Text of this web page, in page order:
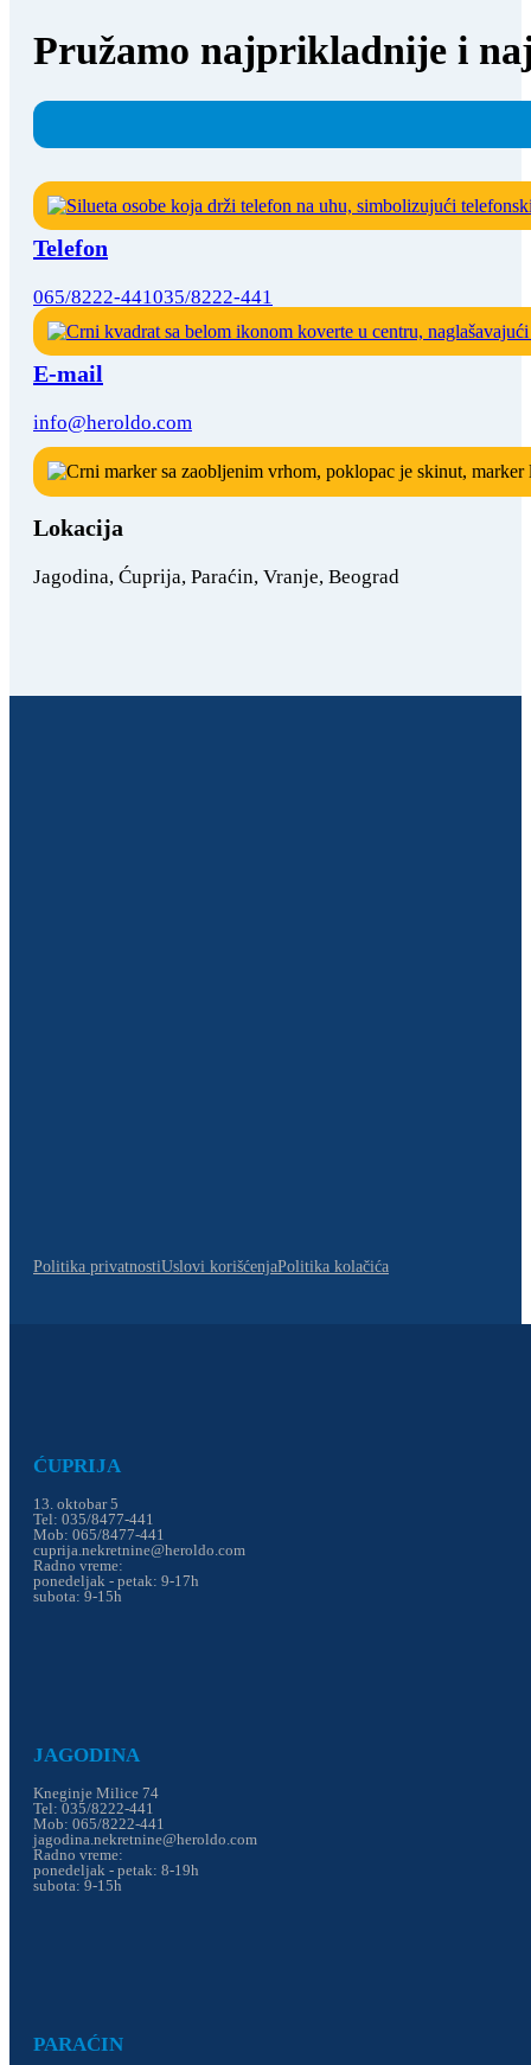
Pružamo najprikladnije i
Telefon
065/8222-441035/8222-441
E-mail
info@heroldo.com
Lokacija
Jagodina, Ćuprija, Paraćin, Vranje, Beograd
Politika privatnostiUslovi korišćenjaPolitika kolačića
JAGODINA
Kneginje Milice 74
Tel: 035/8222-441
Mob: 065/8222-441
jagodina.nekretnine@heroldo.com
Radno vreme:
ponedeljak - petak: 8-19h
subota: 9-15h
ĆUPRIJA
13. oktobar 5
Tel: 035/8477-441
Mob: 065/8477-441
cuprija.nekretnine@heroldo.com
Radno vreme:
ponedeljak - petak: 9-17h
subota: 9-15h
PARAĆIN